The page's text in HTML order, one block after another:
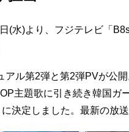
(水)より、フジテレビ「
アル第2弾と第2弾PVが公
主題歌に引き続き韓国ガ
決定しました。最新の放